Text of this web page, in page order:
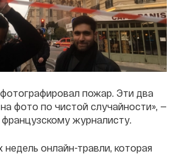
пожар. Эти два
фото по чистой случайности», —
французскому журналисту.
недель онлайн-травли, которая